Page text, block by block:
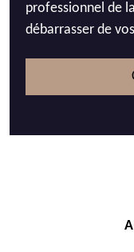
professionnel de
débarrasser de